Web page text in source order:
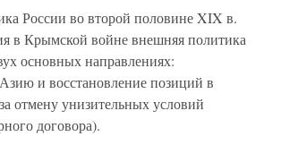
России во второй половине XIX в.
в Крымской войне внешняя политика
основных направлениях:
и восстановление позиций в
отмену унизительных условий
договора).